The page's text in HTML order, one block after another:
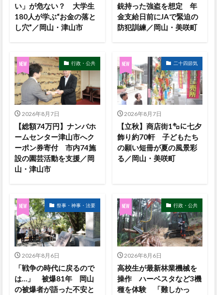
い」が危ない？ 大学生
180人が学ぶ“お金の落と
し穴”／岡山・津山市
銃持った強盗を想定 年
金支給日前にJAで緊迫の
防犯訓練／岡山・美咲町
行政・公共
2026年8月7日
【総額74万円】ナンバホ
ームセンター津山市へク
ーポン券寄付 市内74施
設の園芸活動を支援／岡
山・津山市
二十四節気
2026年8月7日
【立秋】商店街1㌔に七夕
飾り約70軒 子どもたち
の願い短冊が夏の風景彩
る／岡山・美咲町
祭事・神事・法要
2026年8月6日
「戦争の時代に戻るので
は…」 被爆81年 岡山
の被爆者が語った不安と
行政・公共
2026年8月6日
高校生が最新林業機械を
操作 ハーベスタなど3機
種を体験 「難しかっ